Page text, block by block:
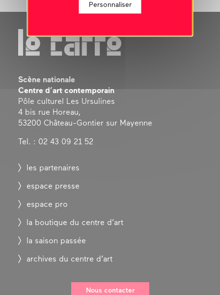
Scène nationale
Centre d’art contemporain
Pôle culturel Les Ursulines
4 bis rue Horeau,
53200 Château-Gontier sur Mayenne
Tel. : 02 43 09 21 52
les partenaires
espace presse
espace pro
la boutique du centre d’art
la saison passée
archives du centre d’art
Nous contacter
Personnaliser